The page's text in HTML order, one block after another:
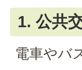
1. 公共
電車やバ